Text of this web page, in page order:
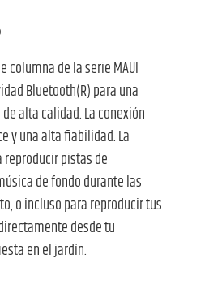
columna de la serie MAUI
Bluetooth(R) para una
alta calidad. La conexión
y una alta fiabilidad. La
pistas de
de fondo durante las
o incluso para reproducir tus
desde tu
en el jardín.